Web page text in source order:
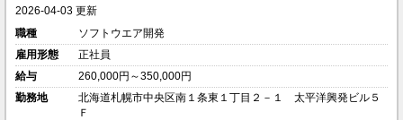
2026-04-03 更新
職種
ソフトウエア開発
雇用形態
正社員
給与
260,000円～350,000円
勤務地
北海道札幌市中央区南１条東１丁目２－１ 太平洋興発ビル５
Ｆ